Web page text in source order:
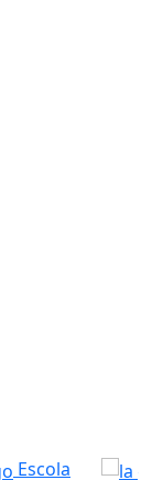
Escola